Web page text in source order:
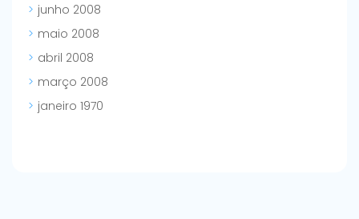
junho 2008
maio 2008
abril 2008
março 2008
janeiro 1970